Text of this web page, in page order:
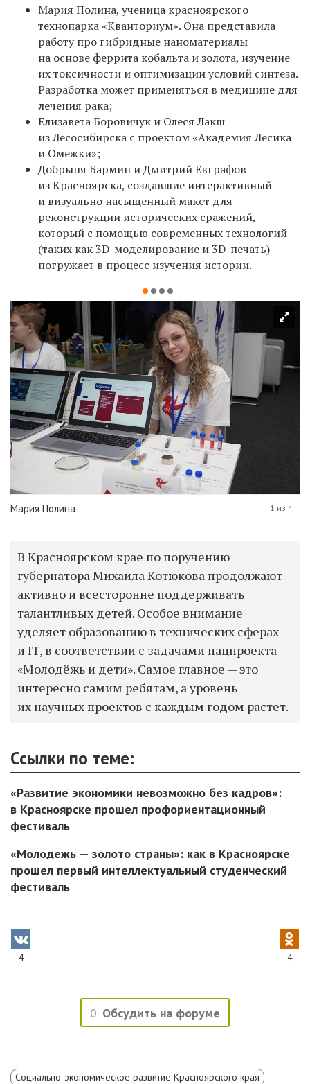
Мария Полина, ученица красноярского
технопарка «Кванториум». Она представила
работу про гибридные наноматериалы
на основе феррита кобальта и золота, изучение
их токсичности и оптимизации условий синтеза.
Разработка может применяться в медицине для
лечения рака;
Елизавета Боровичук и Олеся Лакш
из Лесосибирска с проектом «Академия Лесика
и Омежки»;
Добрыня Бармин и Дмитрий Евграфов
из Красноярска, создавшие интерактивный
и визуально насыщенный макет для
реконструкции исторических сражений,
который с помощью современных технологий
(таких как 3D-моделирование и 3D-печать)
погружает в процесс изучения истории.
Мария Полина 1 из 4
В Красноярском крае по поручению
губернатора Михаила Котюкова продолжают
активно и всесторонне поддерживать
талантливых детей. Особое внимание
уделяет образованию в технических сферах
и IT, в соответствии с задачами нацпроекта
«Молодёжь и дети». Самое главное — это
интересно самим ребятам, а уровень
их научных проектов с каждым годом растет.
Ссылки по теме:
«Развитие экономики невозможно без кадров»:
в Красноярске прошел профориентационный
фестиваль
«Молодежь — золото страны»: как в Красноярске
прошел первый интеллектуальный студенческий
фестиваль
4 4
0 Обсудить на форуме
Социально-экономическое развитие Красноярского края